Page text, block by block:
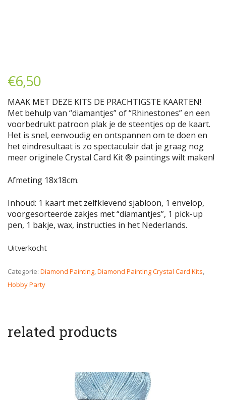
€6,50
MAAK MET DEZE KITS DE PRACHTIGSTE KAARTEN!
Met behulp van “diamantjes” of “Rhinestones” en een
voorbedrukt patroon plak je de steentjes op de kaart.
Het is snel, eenvoudig en ontspannen om te doen en
het eindresultaat is zo spectaculair dat je graag nog
meer originele Crystal Card Kit ® paintings wilt maken!
Afmeting 18x18cm.
Inhoud: 1 kaart met zelfklevend sjabloon, 1 envelop,
voorgesorteerde zakjes met “diamantjes”, 1 pick-up
pen, 1 bakje, wax, instructies in het Nederlands.
Uitverkocht
Categorie: Diamond Painting,Diamond Painting Crystal Card Kits,
Hobby Party
related products